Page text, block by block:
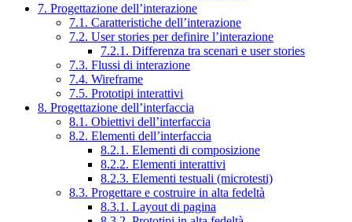
7. Progettazione dell’interazione
7.1. Caratteristiche dell’interazione
7.2. User stories per definire l’interazione
7.2.1. Differenza tra scenari e user stories
7.3. Flussi di interazione
7.4. Wireframe
7.5. Prototipi interattivi
8. Progettazione dell’interfaccia
8.1. Obiettivi dell’interfaccia
8.2. Elementi dell’interfaccia
8.2.1. Elementi di composizione
8.2.2. Elementi interattivi
8.2.3. Elementi testuali (microtesti)
8.3. Progettare e costruire in alta fedeltà
8.3.1. Layout di pagina